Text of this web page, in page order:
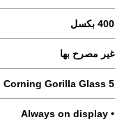
400 بكسل
غير مصرح بها
Corning Gorilla Glass 5
• Always on display